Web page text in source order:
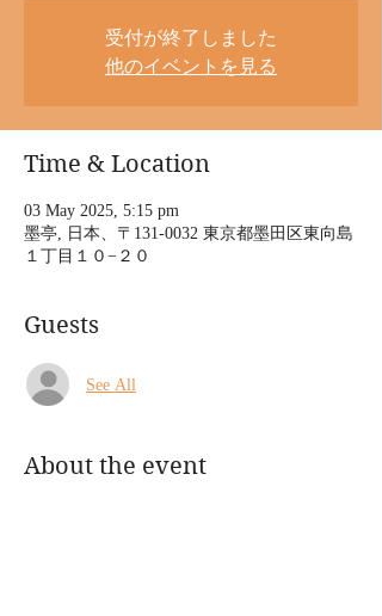
受付が終了しました
他のイベントを見る
Time & Location
03 May 2025, 5:15 pm
墨亭, 日本、〒131-0032 東京都墨田区東向島
１丁目１０−２０
Guests
See All
About the event